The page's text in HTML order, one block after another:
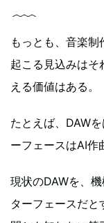
もっとも、音楽
起こる見込みはそ
える価値はある。
たとえば、DAW
ーフェースはAI作
現状のDAWを、
ターフェースだと